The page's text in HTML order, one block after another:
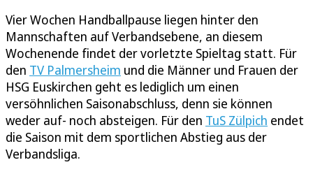
Vier Wochen Handballpause liegen hinter den
Mannschaften auf Verbandsebene, an diesem
Wochenende findet der vorletzte Spieltag statt. Für
den TV Palmersheim und die Männer und Frauen der
HSG Euskirchen geht es lediglich um einen
versöhnlichen Saisonabschluss, denn sie können
weder auf- noch absteigen. Für den TuS Zülpich endet
die Saison mit dem sportlichen Abstieg aus der
Verbandsliga.